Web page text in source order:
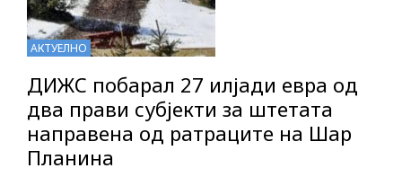
АКТУЕЛНО
ДИЖС побарал 27 илјади евра од
два прави субјекти за штетата
направена од ратраците на Шар
Планина